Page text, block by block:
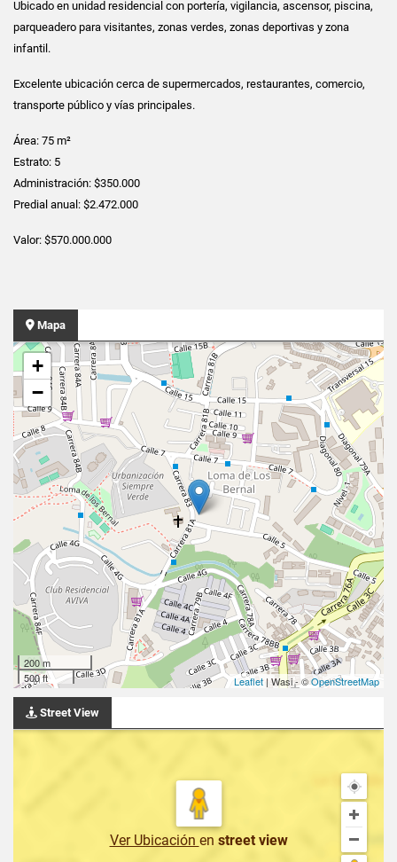
Ubicado en unidad residencial con portería, vigilancia, ascensor, piscina,
parqueadero para visitantes, zonas verdes, zonas deportivas y zona
infantil.
Excelente ubicación cerca de supermercados, restaurantes, comercio,
transporte público y vías principales.
Área: 75 m²
Estrato: 5
Administración: $350.000
Predial anual: $2.472.000
Valor: $570.000.000
Mapa
+
−
200 m
500 ft
Leaflet| Wasi - ©OpenStreetMap
Street View
Ver Ubicación en street view